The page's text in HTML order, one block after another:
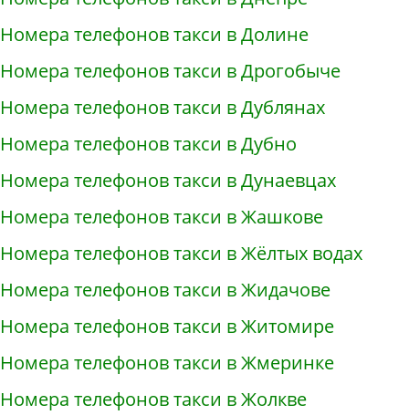
Номера телефонов такси в Долине
Номера телефонов такси в Дрогобыче
Номера телефонов такси в Дублянах
Номера телефонов такси в Дубно
Номера телефонов такси в Дунаевцах
Номера телефонов такси в Жашкове
Номера телефонов такси в Жёлтых водах
Номера телефонов такси в Жидачове
Номера телефонов такси в Житомире
Номера телефонов такси в Жмеринке
Номера телефонов такси в Жолкве